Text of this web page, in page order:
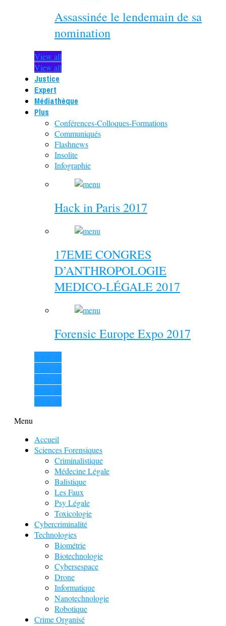
Assassinée le lendemain de sa
nomination
View all
View all
Justice
Expert
Médiathèque
Plus
Conférences-Colloques-Formations
Communiqués
Flashnews
Insolite
Infographie
Hack in Paris 2017
17EME CONGRES
D’ANTHROPOLOGIE
MEDICO-LÉGALE 2017
Forensic Europe Expo 2017
View all
View all
View all
View all
View all
Menu
Accueil
Sciences Forensiques
Criminalistique
Médecine Légale
Balistique
Les Faux
Psy Légale
Toxicologie
Cybercriminalité
Technologies
Biométrie
Biotechnologie
Cybersespace
Drone
Informatique
Nanotechnologie
Robotique
Crime Organisé